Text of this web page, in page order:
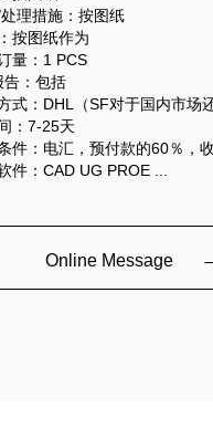
理措施：按图纸
按图纸作为
量：1 PCS
告：包括
式：DHL（SF对于国内市场
：7-25天
件：电汇，预付款的60％，
件：CAD UG PROE ...
Online Message